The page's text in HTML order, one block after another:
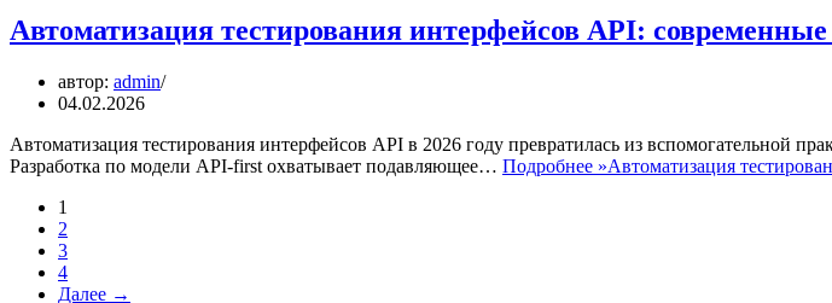
Автоматизация тестирования интерфейсов API:
автор: admin
04.02.2026
Автоматизация тестирования интерфейсов API в 2026 году превратилась из вспомогательной
Разработка по модели API-first охватывает подавляющее… Подробнее »Автоматизация
1
2
3
4
Далее →